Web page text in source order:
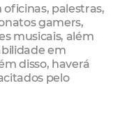
palestras,
gamers,
musicais, além
em
disso, haverá
pelo